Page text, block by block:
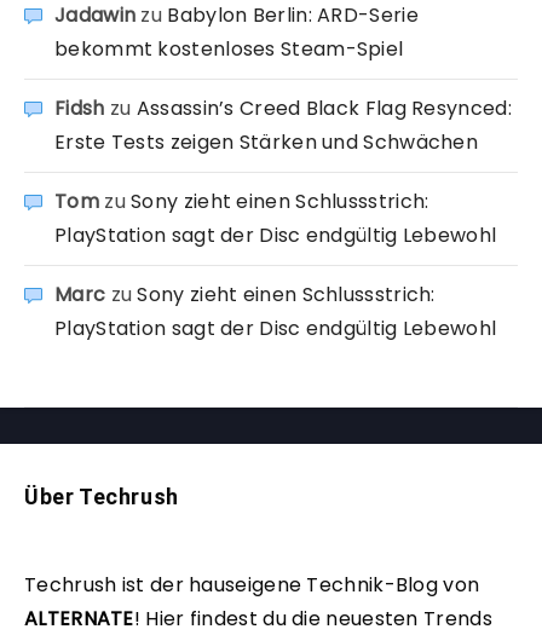
Jadawin zu Babylon Berlin: ARD-Serie
bekommt kostenloses Steam-Spiel
Fidsh zu Assassin’s Creed Black Flag Resynced:
Erste Tests zeigen Stärken und Schwächen
TomzuSony zieht einen Schlussstrich:
PlayStation sagt der Disc endgültig Lebewohl
Marc zuSony zieht einen Schlussstrich:
PlayStation sagt der Disc endgültig Lebewohl
Über Techrush
Techrush ist der hauseigene Technik-Blog von
ALTERNATE! Hier findest du die neuesten Trends